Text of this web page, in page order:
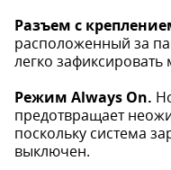
Разъем с
расположенный за
легко зафиксировать
Режим Always On.
предотвращает
поскольку система
выключен.